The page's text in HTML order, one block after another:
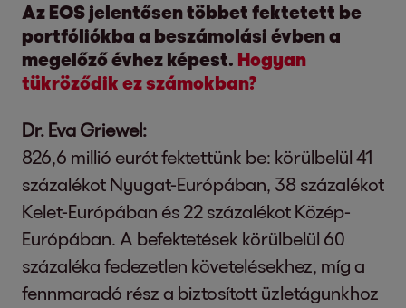
Az EOS jelentősen többet fektetett be
portfóliókba a beszámolási évben a
megelőző évhez képest. Hogyan
tükröződik ez számokban?
Dr. Eva Griewel:
826,6 millió eurót fektettünk be: körülbelül 41
százalékot Nyugat-Európában, 38 százalékot
Kelet-Európában és 22 százalékot Közép-
Európában. A befektetések körülbelül 60
százaléka fedezetlen követelésekhez, míg a
fennmaradó rész a biztosított üzletágunkhoz